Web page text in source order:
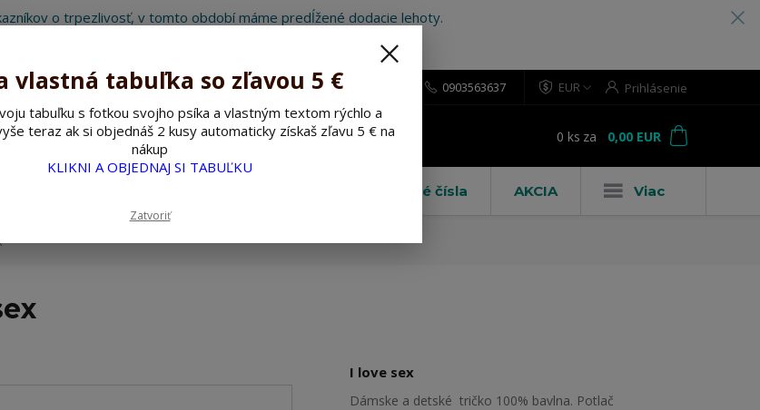
o trpezlivosť, v tomto období máme predĺžené dodacie lehoty.
EUR Prihlásenie
Hľadať
0903563637
0 ks za 0,00 EUR
Domové čísla AKCIA Viac
I love sex
Dámske a detské tričko 100% bavlna. Potlač
vlastná tabuľka so zľavou 5 €
tabuľku s fotkou svojho psíka a vlastným textom rýchlo a
teraz ak si objednáš 2 kusy automaticky získaš zľavu 5 € na
nákup
KLIKNI A OBJEDNAJ SI TABUĽKU
Zatvoriť